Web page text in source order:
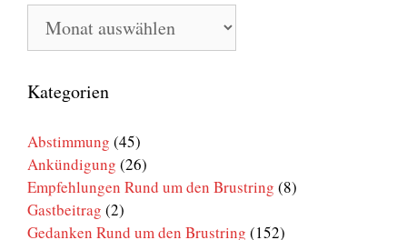
Bisher
auf
Rund
den
Brustring
Kategorien
Abstimmung (45)
Ankündigung (26)
Empfehlungen Rund um den Brustring (8)
Gastbeitrag (2)
Gedanken Rund um den Brustring (152)